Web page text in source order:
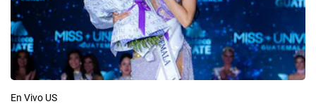
En Vivo US